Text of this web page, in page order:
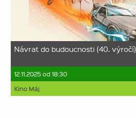
Návrat do budoucnosti (40. výročí)
12.11.2025 od 18:30
Kino Máj